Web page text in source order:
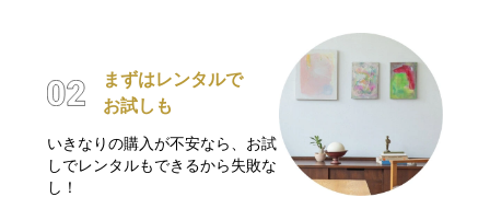
まずはレンタルで
お試しも
いきなりの購入が不安なら、お試
しでレンタルもできるから失敗な
し！